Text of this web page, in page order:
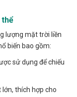
thể
lượng mặt trời liền
biến bao gồm:
sử dụng để chiếu
thích hợp cho